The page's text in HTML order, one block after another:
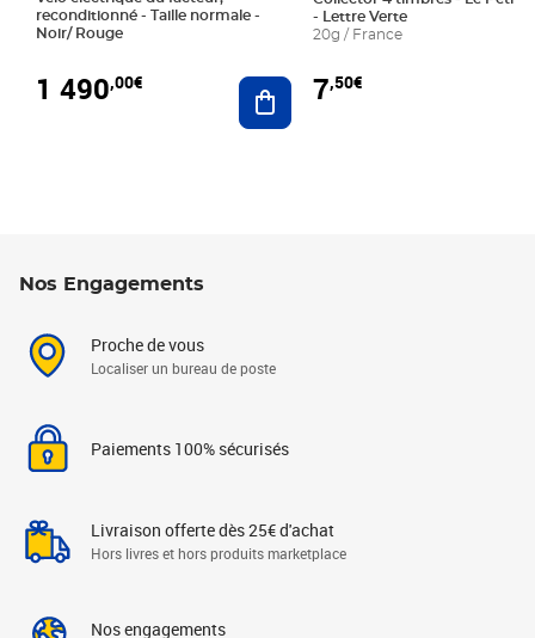
reconditionné - Taille normale -
Noir/ Rouge
1 490,00€ Ajouter au panier
- Lettre Verte
20g / France
7,50€
Nos Engagements
Proche de vous
Localiser un bureau de poste
Paiements 100% sécurisés
Livraison offerte dès 25€ d'achat
Hors livres et hors produits marketplace
Nos engagements